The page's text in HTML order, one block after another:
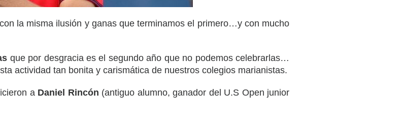
la misma ilusión y ganas que terminamos el primero…y con mucho
que por desgracia es el segundo año que no podemos celebrarlas…
actividad tan bonita y carismática de nuestros colegios marianistas.
a Daniel Rincón (antiguo alumno, ganador del U.S Open junior